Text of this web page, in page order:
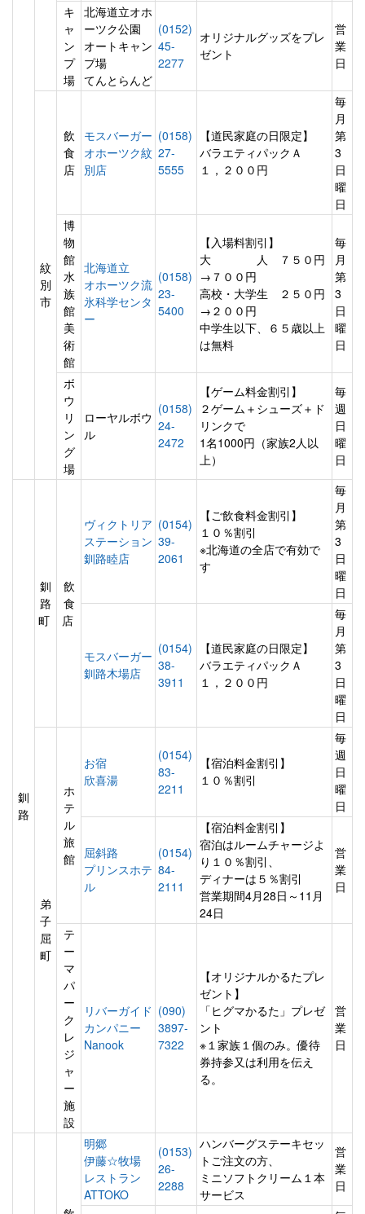
キ
ャ
ン
プ
場
北海道立オホ
ーツク公園
オートキャン
プ場
てんとらんど
(0152)
45-
2277
オリジナルグッズをプレ
ゼント
営
業
日
紋
別
市
飲
食
店
モスバーガー
オホーツク紋
別店
(0158)
27-
5555
【道民家庭の日限定】
バラエティパックＡ
１，２００円
毎
月
第
3
日
曜
日
博
物
館
水
族
館
美
術
館
北海道立
オホーツク流
氷科学センタ
ー
(0158)
23-
5400
【入場料割引】
大 人 ７５０円
→７００円
高校・大学生 ２５０円
→２００円
中学生以下、６５歳以上
は無料
毎
月
第
3
日
曜
日
ボ
ウ
リ
ン
グ
場
ローヤルボウ
ル
(0158)
24-
2472
【ゲーム料金割引】
２ゲーム＋シューズ＋ド
リンクで
1名1000円（家族2人以
上）
毎
週
日
曜
日
釧
路
釧
路
町
飲
食
店
ヴィクトリア
ステーション
釧路睦店
(0154)
39-
2061
【ご飲食料金割引】
１０％割引
※北海道の全店で有効で
す
毎
月
第
3
日
曜
日
モスバーガー
釧路木場店
(0154)
38-
3911
【道民家庭の日限定】
バラエティパックＡ
１，２００円
毎
月
第
3
日
曜
日
弟
子
屈
町
ホ
テ
ル
旅
館
お宿
欣喜湯
(0154)
83-
2211
【宿泊料金割引】
１０％割引
毎
週
日
曜
日
屈斜路
プリンスホテ
ル
(0154)
84-
2111
【宿泊料金割引】
宿泊はルームチャージよ
り１０％割引、
ディナーは５％割引
営業期間4月28日～11月
24日
営
業
日
テ
ー
マ
パ
ー
ク
レ
ジ
ャ
ー
施
設
リバーガイド
カンパニー
Nanook
(090)
3897-
7322
【オリジナルかるたプレ
ゼント】
「ヒグマかるた」プレゼ
ント
※１家族１個のみ。優待
券持参又は利用を伝え
る。
営
業
日
明郷
伊藤☆牧場
レストラン
ATTOKO
(0153)
26-
2288
ハンバーグステーキセッ
トご注文の方、
ミニソフトクリーム１本
サービス
営
業
日